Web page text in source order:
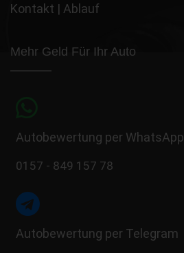
Kontakt | Ablauf
Mehr Geld Für Ihr Auto
Autobewertung per WhatsApp
0157 - 849 157 78
Autobewertung per Telegram